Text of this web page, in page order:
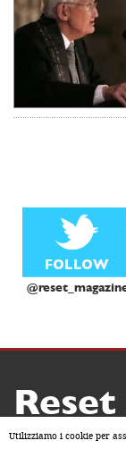
Reset
Utilizziamo i cookie per